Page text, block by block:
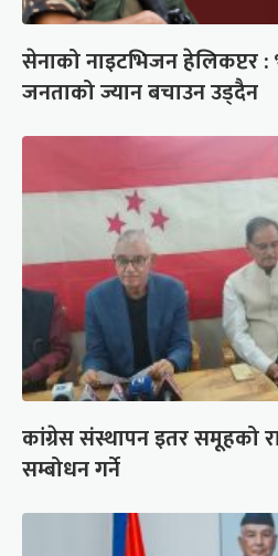
सेनाको नाइटभिजन हेलिकप्टर
जनताको ज्यान बचाउन उड्दैन
कांग्रेस संस्थापन इतर समूहको
सम्बोधन गर्ने